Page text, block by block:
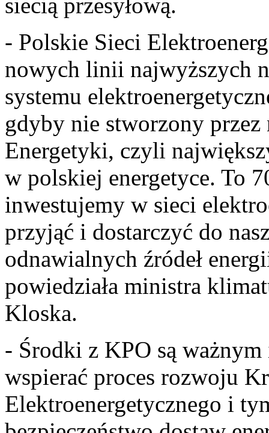
- Polskie Sieci
nowych linii najwyższych
systemu
gdyby nie stworzony przez
Energetyki, czyli
w polskiej energetyce. To
inwestujemy w sieci
przyjąć i dostarczyć do
odnawialnych źródeł
powiedziała ministra
Kloska.
- Środki z KPO są
wspierać proces rozwoju
Elektroenergetycznego i